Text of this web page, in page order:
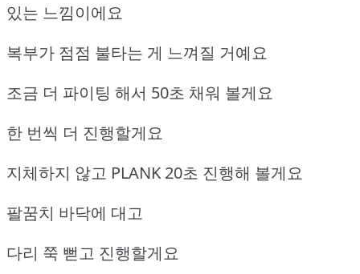
있는 느낌이에요
복부가 점점 불타는 게 느껴질 거예요
조금 더 파이팅 해서 50초 채워 볼게요
한 번씩 더 진행할게요
지체하지 않고 PLANK 20초 진행해 볼게요
팔꿈치 바닥에 대고
다리 쭉 뻗고 진행할게요